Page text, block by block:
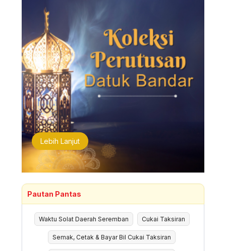
Lebih Lanjut
Pautan Pantas
Waktu Solat Daerah Seremban Cukai Taksiran
Semak, Cetak & Bayar Bil Cukai Taksiran